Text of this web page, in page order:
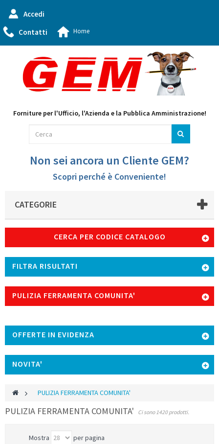
Accedi
Contatti
Home
Forniture per l'Ufficio, l'Azienda e la Pubblica Amministrazione!
Non sei ancora un Cliente GEM?
Scopri perché è Conveniente!
CATEGORIE
CERCA PER CODICE CATALOGO
FILTRA RISULTATI
PULIZIA FERRAMENTA COMUNITA'
OFFERTE IN EVIDENZA
NOVITA'
> PULIZIA FERRAMENTA COMUNITA'
PULIZIA FERRAMENTA COMUNITA' Ci sono 1420 prodotti.
Mostra per pagina